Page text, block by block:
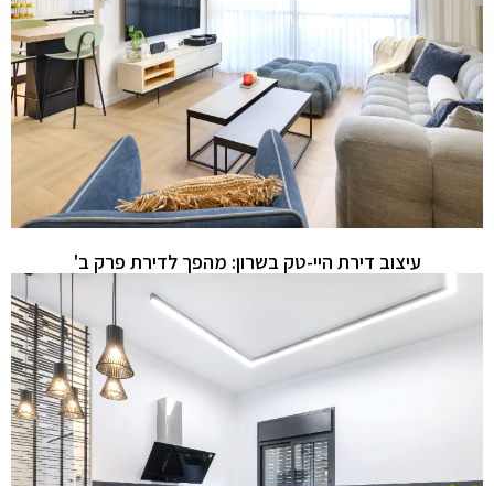
עיצוב דירת היי-טק בשרון: מהפך לדירת פרק ב'